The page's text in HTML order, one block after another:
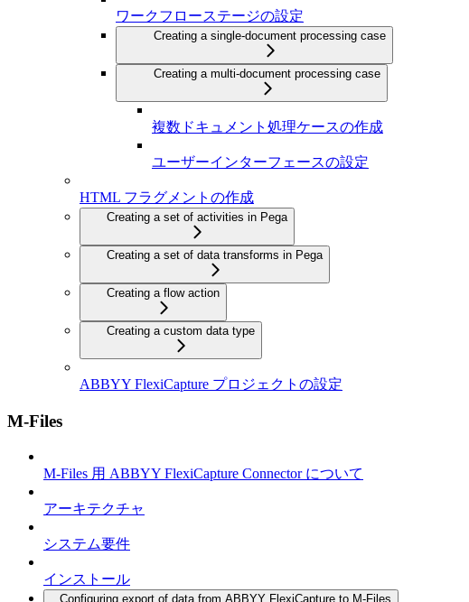
ワークフローステージの設定
Creating a single-document processing case
Creating a multi-document processing case
複数ドキュメント処理ケースの作成
ユーザーインターフェースの設定
HTML フラグメントの作成
Creating a set of activities in Pega
Creating a set of data transforms in Pega
Creating a flow action
Creating a custom data type
ABBYY FlexiCapture プロジェクトの設定
M-Files
M-Files 用 ABBYY FlexiCapture Connector について
アーキテクチャ
システム要件
インストール
Configuring export of data from ABBYY FlexiCapture to M-Files